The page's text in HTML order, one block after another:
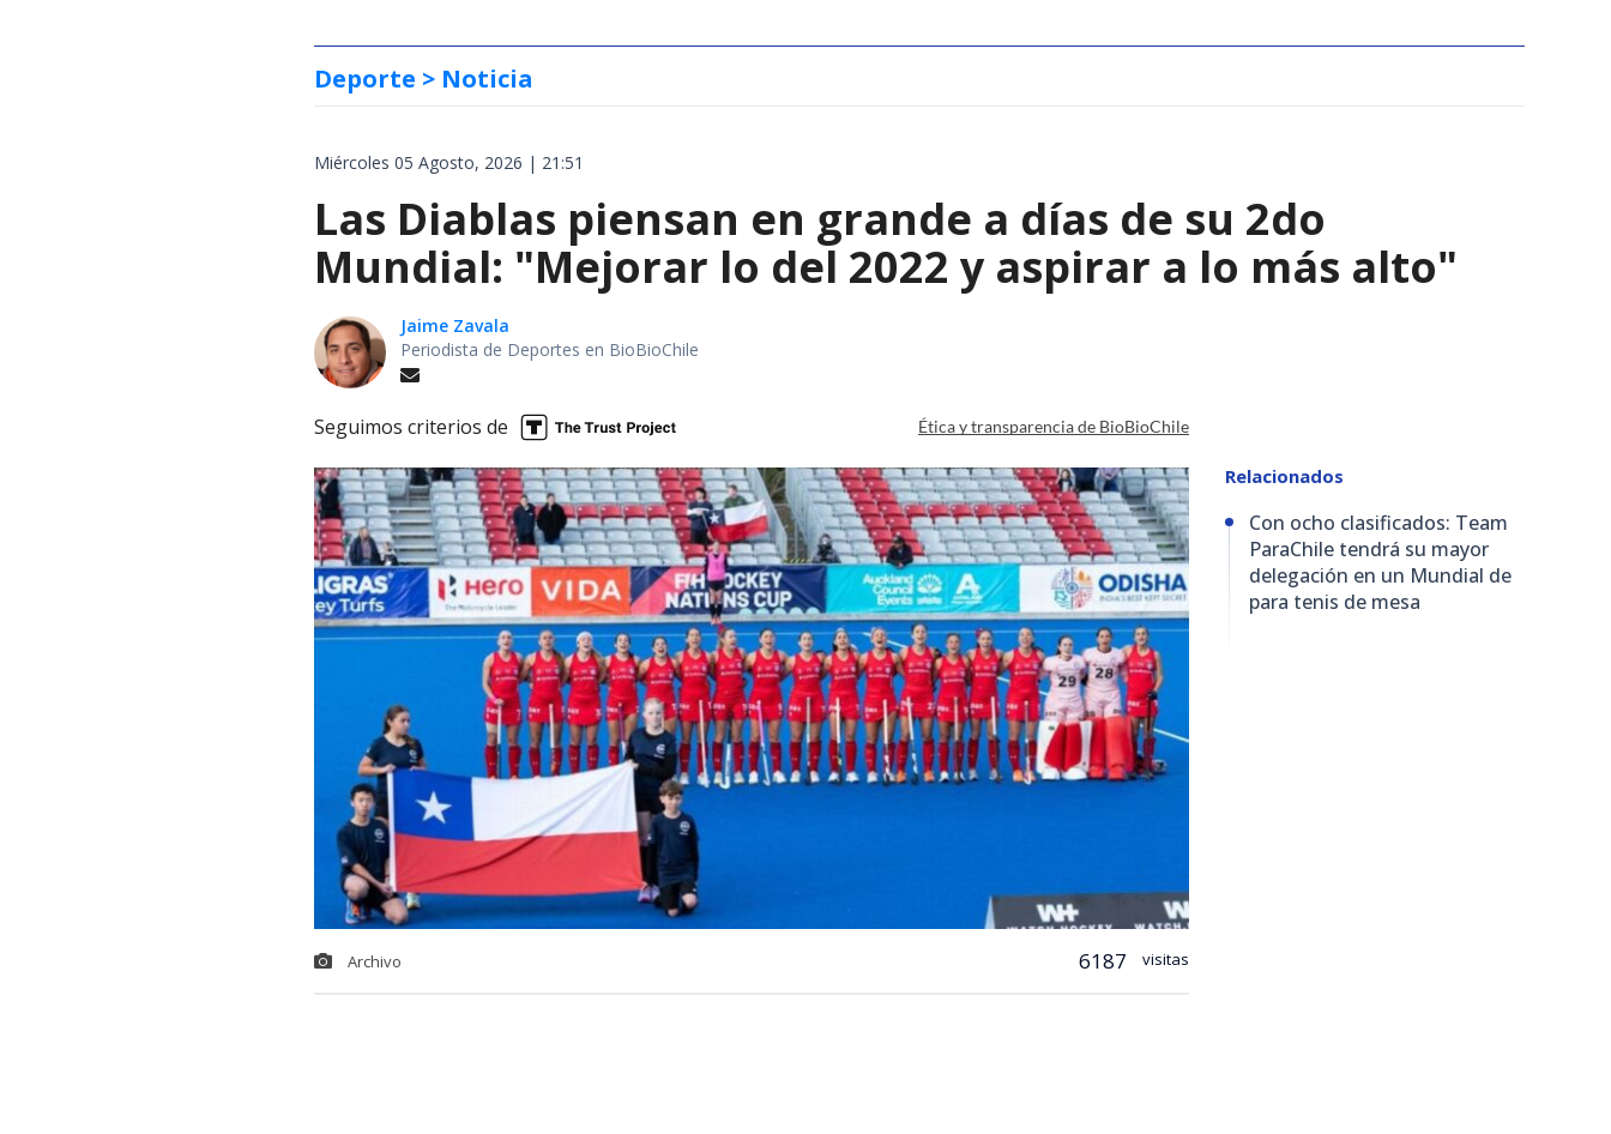
Deporte > Noticia
Miércoles 05 Agosto, 2026 | 21:51
Las Diablas piensan en grande a días de su 2do
Mundial: "Mejorar lo del 2022 y aspirar a lo más alto"
Jaime Zavala
Periodista de Deportes en BioBioChile
Seguimos criterios de Ética y transparencia de BioBioChile
Archivo 6187 visitas
Relacionados
Con ocho clasificados: Team
ParaChile tendrá su mayor
delegación en un Mundial de
para tenis de mesa